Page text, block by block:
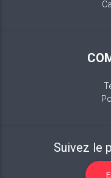
Suivez le